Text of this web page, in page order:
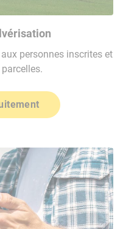
personnes inscrites et